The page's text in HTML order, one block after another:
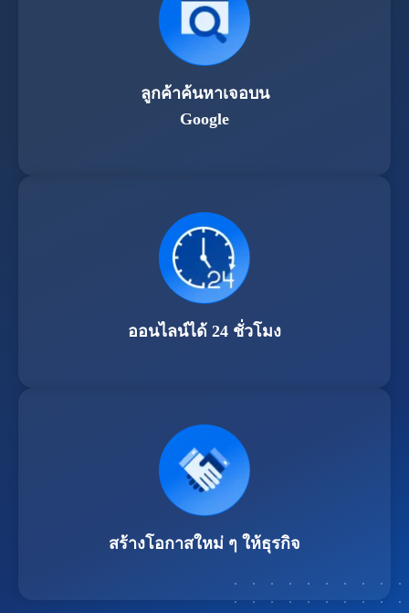
ลูกค้าค้นหาเจอบน
Google
ออนไลน์ได้ 24 ชั่วโมง
สร้างโอกาสใหม่ ๆ ให้ธุรกิจ